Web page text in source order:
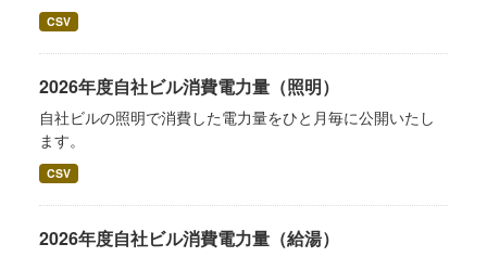
CSV
2026年度自社ビル消費電力量（照明）
自社ビルの照明で消費した電力量をひと月毎に公開いたし
ます。
CSV
2026年度自社ビル消費電力量（給湯）